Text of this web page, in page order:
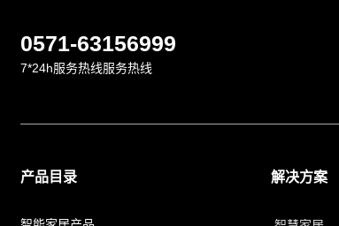
0571-63156999
7*24h服务热线服务热线
产品目录 解决方案